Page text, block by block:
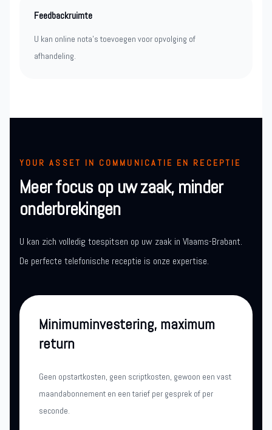
Feedbackruimte
U kan online nota’s toevoegen voor opvolging of
afhandeling.
YOUR ASSET IN COMMUNICATIE EN RECEPTIE
Meer focus op uw zaak, minder
onderbrekingen
U kan zich volledig toespitsen op uw zaak in Vlaams-Brabant.
De perfecte telefonische receptie is onze expertise.
Minimuminvestering, maximum
return
Geen opstartkosten, geen scriptkosten, gewoon een vast
maandabonnement en een tarief per gesprek of per
seconde.